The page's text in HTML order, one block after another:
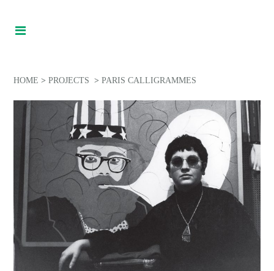
HOME >PROJECTS >PARIS CALLIGRAMMES